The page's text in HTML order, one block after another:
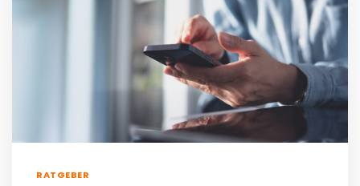
RATGEBER